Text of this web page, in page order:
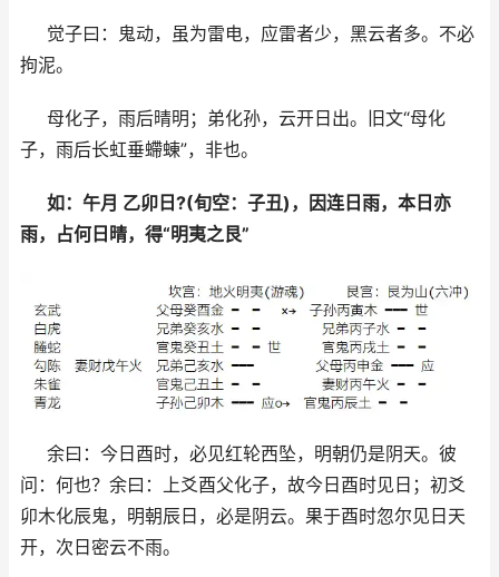
觉子曰：鬼动，虽为雷电，应雷者少，黑云者多。不必
拘泥。
母化子，雨后晴明；弟化孙，云开日出。旧文“母化
子，雨后长虹垂螮蝀”，非也。
如：午月 乙卯日?(旬空：子丑)，因连日雨，本日亦
雨，占何日晴，得“明夷之艮”
余曰：今日酉时，必见红轮西坠，明朝仍是阴天。彼
问：何也？余曰：上爻酉父化子，故今日酉时见日；初爻
卯木化辰鬼，明朝辰日，必是阴云。果于酉时忽尔见日天
开，次日密云不雨。